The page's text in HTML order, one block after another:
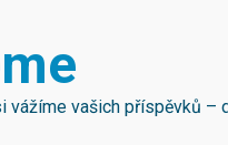
vážíme vašich příspěvků –